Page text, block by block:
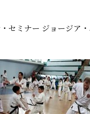
セミナー ジョージア